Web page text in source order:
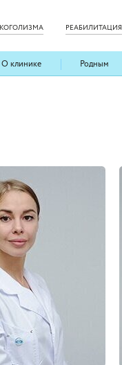
РЕАБИЛИТАЦИЯ
О клинике Родным